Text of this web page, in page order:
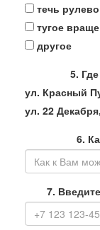
течь
тугое
другое
5.
ул. Красный
ул. 22
6.
7.